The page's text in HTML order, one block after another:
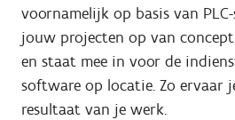
voornamelijk op basis van
jouw projecten op van
en staat mee in voor de
software op locatie. Zo ervaar
resultaat van je werk.